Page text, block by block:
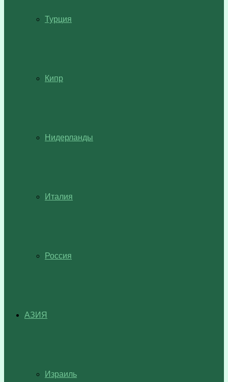
Турция
Кипр
Нидерланды
Италия
Россия
АЗИЯ
Израиль